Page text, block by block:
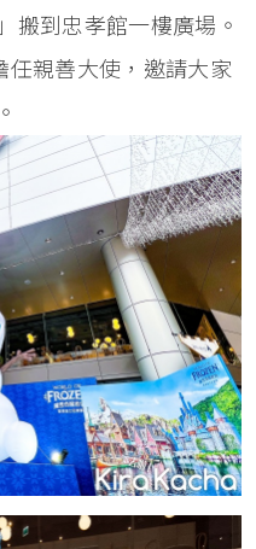
搬到忠孝館一樓廣場。
親善大使，邀請大家